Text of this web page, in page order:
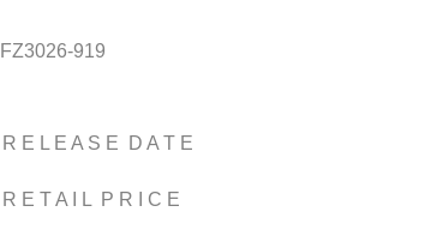
FZ3026-919
R E L E A S E D A T E
R E T A I L P R I C E